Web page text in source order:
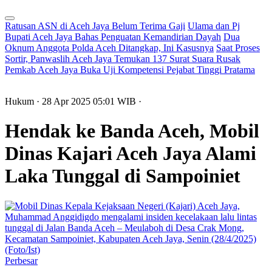
Ratusan ASN di Aceh Jaya Belum Terima Gaji Ulama dan Pj
Bupati Aceh Jaya Bahas Penguatan Kemandirian Dayah Dua
Oknum Anggota Polda Aceh Ditangkap, Ini Kasusnya Saat Proses
Sortir, Panwaslih Aceh Jaya Temukan 137 Surat Suara Rusak
Pemkab Aceh Jaya Buka Uji Kompetensi Pejabat Tinggi Pratama
Hukum · 28 Apr 2025 05:01 WIB ·
Hendak ke Banda Aceh, Mobil
Dinas Kajari Aceh Jaya Alami
Laka Tunggal di Sampoiniet
Perbesar